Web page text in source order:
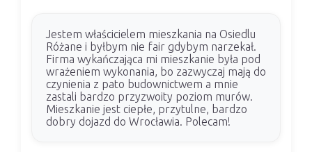
Jestem właścicielem mieszkania na Osiedlu
Różane i byłbym nie fair gdybym narzekał.
Firma wykańczająca mi mieszkanie była pod
wrażeniem wykonania, bo zazwyczaj mają do
czynienia z pato budownictwem a mnie
zastali bardzo przyzwoity poziom murów.
Mieszkanie jest ciepłe, przytulne, bardzo
dobry dojazd do Wrocławia. Polecam!